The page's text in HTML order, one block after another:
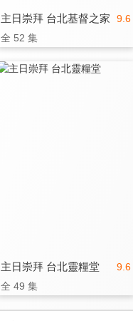
9.6
主日崇拜 台北基督之家
全 52 集
9.6
主日崇拜 台北靈糧堂
全 49 集